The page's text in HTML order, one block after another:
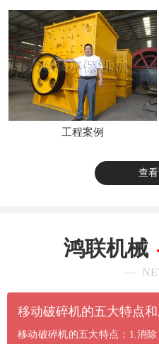
工程案例
查
鸿联机械
移动破碎机的五大特点
移动破碎机的五大特点：1.消